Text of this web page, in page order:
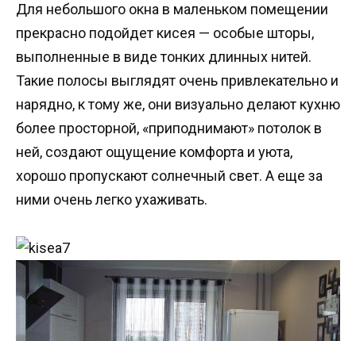
Для небольшого окна в маленьком помещении
прекрасно подойдет кисея — особые шторы,
выполненные в виде тонких длинных нитей.
Такие полосы выглядят очень привлекательно и
нарядно, к тому же, они визуально делают кухню
более просторной, «приподнимают» потолок в
ней, создают ощущение комфорта и уюта,
хорошо пропускают солнечный свет. А еще за
ними очень легко ухаживать.